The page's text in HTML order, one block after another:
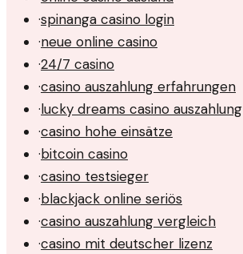
·spinanga casino login
·neue online casino
·24/7 casino
·casino auszahlung erfahrungen
·lucky dreams casino auszahlung
·casino hohe einsätze
·bitcoin casino
·casino testsieger
·blackjack online seriös
·casino auszahlung vergleich
·casino mit deutscher lizenz